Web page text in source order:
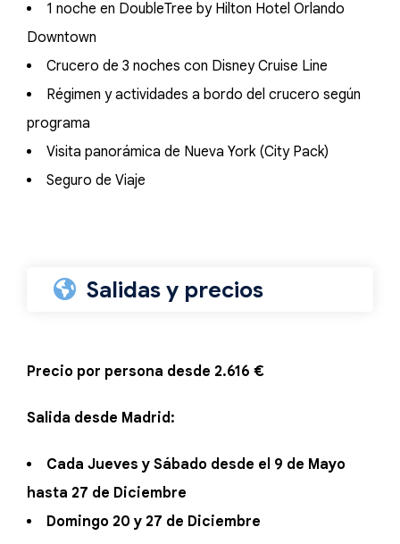
1 noche en DoubleTree by Hilton Hotel Orlando
Downtown
Crucero de 3 noches con Disney Cruise Line
Régimen y actividades a bordo del crucero según
programa
Visita panorámica de Nueva York (City Pack)
Seguro de Viaje
Salidas y precios
Precio por persona desde 2.616 €
Salida desde Madrid:
Cada Jueves y Sábado desde el 9 de Mayo
hasta 27 de Diciembre
Domingo 20 y 27 de Diciembre